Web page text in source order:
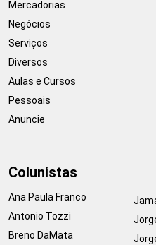
Mercadorias
Negócios
Serviços
Diversos
Aulas e Cursos
Pessoais
Anuncie
Colunistas
Ana Paula Franco
Antonio Tozzi
Breno DaMata